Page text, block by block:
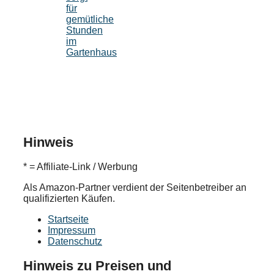
für
gemütliche
Stunden
im
Gartenhaus
Hinweis
* = Affiliate-Link / Werbung
Als Amazon-Partner verdient der Seitenbetreiber an
qualifizierten Käufen.
Startseite
Impressum
Datenschutz
Hinweis zu Preisen und